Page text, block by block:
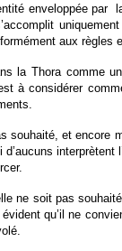
enveloppée par
aux règles
la Thora
à considérer
souhaité, et
d’aucuns
ne soit pas
qu’il ne